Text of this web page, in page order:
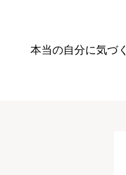
本当の自分に気づく